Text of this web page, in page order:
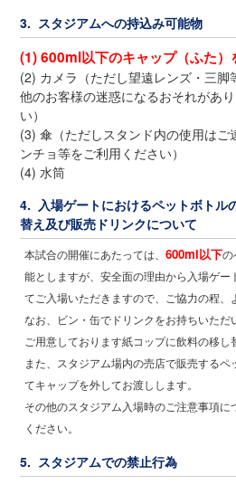
3. スタジアムへの持込み可能物
(1) 600ml以下のキャップ（ふた）
(2) カメラ（ただし望遠レンズ・三脚
他のお客様の迷惑になるおそれがあ
い）
(3) 傘（ただしスタンド内の使用はご
ンチョ等をご利用ください）
(4) 水筒
4. 入場ゲートにおけるペットボトル
替え及び販売ドリンクについて
本試合の開催にあたっては、600ml以下
能としますが、安全面の理由から入場ゲー
てご入場いただきますので、ご協力の程、
なお、ビン・缶でドリンクをお持ちいた
ご用意しております紙コップに飲料の移し
また、スタジアム場内の売店で販売する
てキャップを外してお渡しします。
その他のスタジアム入場時のご注意事項
ください。
5. スタジアムでの禁止行為